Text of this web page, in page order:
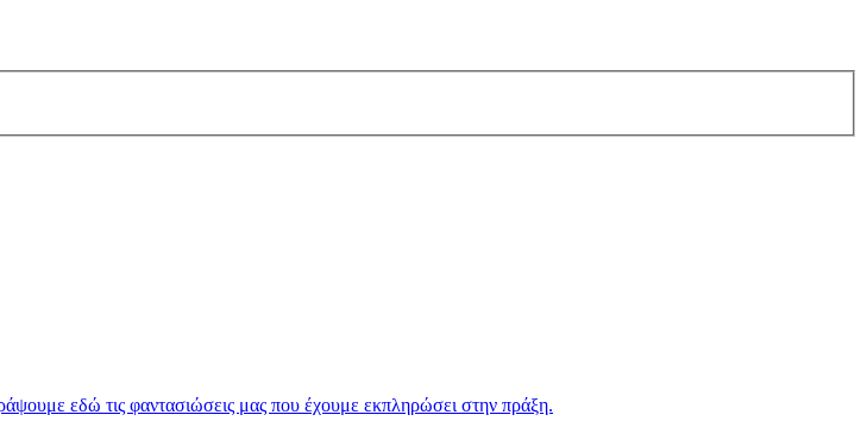
εδώ τις φαντασιώσεις μας που έχουμε εκπληρώσει στην πράξη.